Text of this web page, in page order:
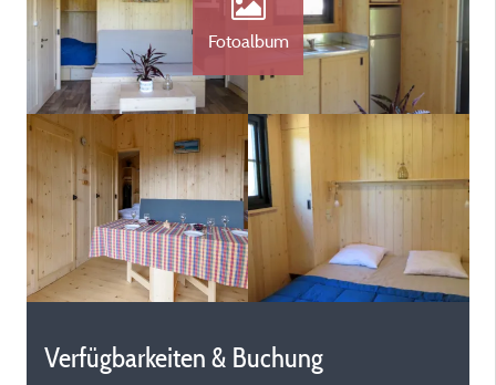
Fotoalbum
Verfügbarkeiten & Buchung